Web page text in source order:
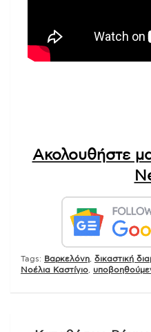
Ακολουθήστε
Tags: Βαρκελόνη δικαστική
Νοέλια Καστίγιο